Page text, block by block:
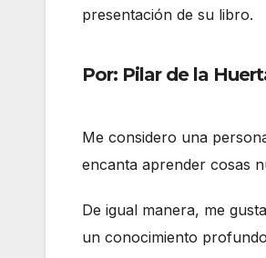
presentación de su libro.
Por: Pilar de la
Me considero una
encanta aprender cosas
De igual manera, me
un conocimiento